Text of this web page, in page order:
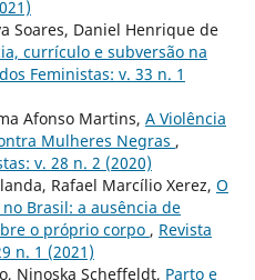
Soares, Daniel Henrique de
currículo e subversão na
Feministas: v. 33 n. 1
Afonso Martins, A Violência
Mulheres Negras ,
v. 28 n. 2 (2020)
Rafael Marcílio Xerez, O
Brasil: a ausência de
o próprio corpo , Revista
n. 1 (2021)
Ninoska Scheffeldt, Parto e